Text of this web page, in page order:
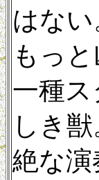
はな
もっ
一種
しき
絶な